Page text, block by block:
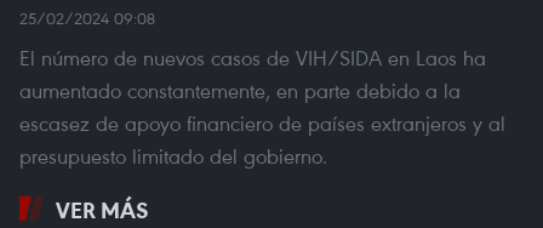
25/02/2024 09:08
El número de nuevos casos de VIH/SIDA en Laos ha
aumentado constantemente, en parte debido a la
escasez de apoyo financiero de países extranjeros y al
presupuesto limitado del gobierno.
VER MÁS